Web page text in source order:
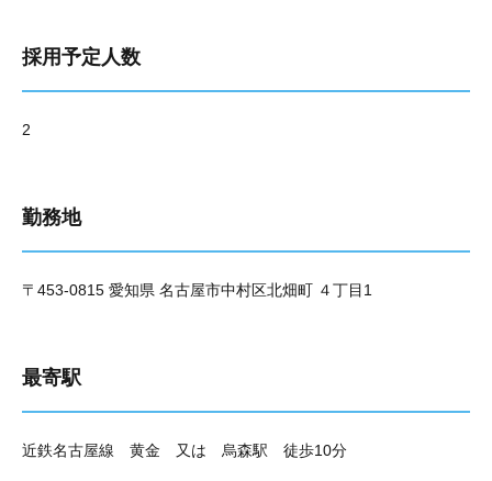
採用予定人数
2
勤務地
〒453-0815 愛知県 名古屋市中村区北畑町 ４丁目1
最寄駅
近鉄名古屋線 黄金 又は 烏森駅 徒歩10分